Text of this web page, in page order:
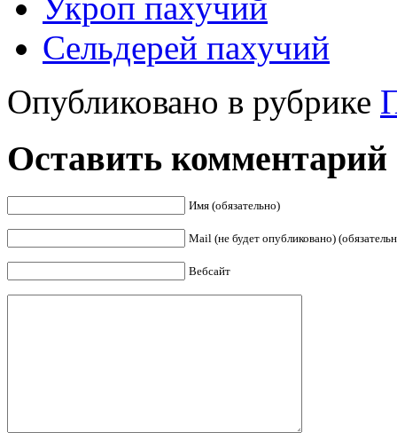
Сельдерей пахучий
Опубликовано в рубрике
Оставить комментарий
Имя (обязательно)
Mail (не будет опубликовано)
Вебсайт